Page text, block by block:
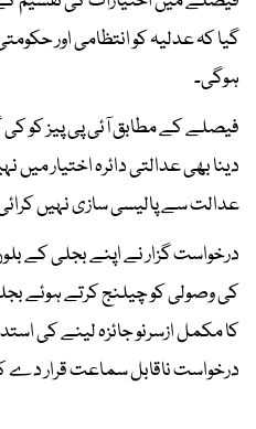
گیا کہ عدلیہ کو انتظامی اور
ہوگی۔
فیصلے کے مطابق آئی پی پیز کو
دینا بھی عدالتی دائرہ اختیار میں
عدالت سے پالیسی سازی نہیں
درخواست گزار نے اپنے بجلی کے
کی وصولی کو چیلنج کرتے ہوئے
کا مکمل ازسرنو جائزہ لینے کی
درخواست ناقابل سماعت قرار دے